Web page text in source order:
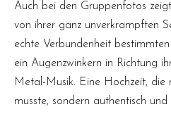
Auch bei den Gruppenfotos
von ihrer ganz unverkrampften
echte Verbundenheit
ein Augenzwinkern in Richtung
Metal-Musik. Eine Hochzeit, die
musste, sondern authentisch und